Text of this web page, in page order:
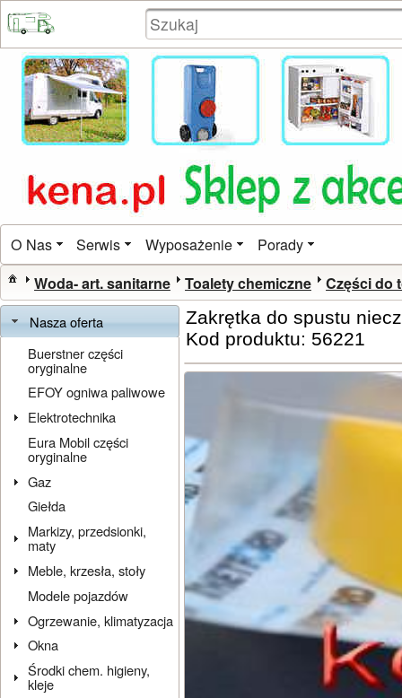
O Nas Serwis Wyposażenie Porady
Woda- art. sanitarne Toalety chemiczne Części do
Nasza oferta
Buerstner części
oryginalne
EFOY ogniwa paliwowe
Elektrotechnika
Eura Mobil części
oryginalne
Gaz
Giełda
Markizy, przedsionki,
maty
Meble, krzesła, stoły
Modele pojazdów
Ogrzewanie, klimatyzacja
Okna
Środki chem. higieny,
kleje
Zakrętka do spustu
Kod produktu: 56221